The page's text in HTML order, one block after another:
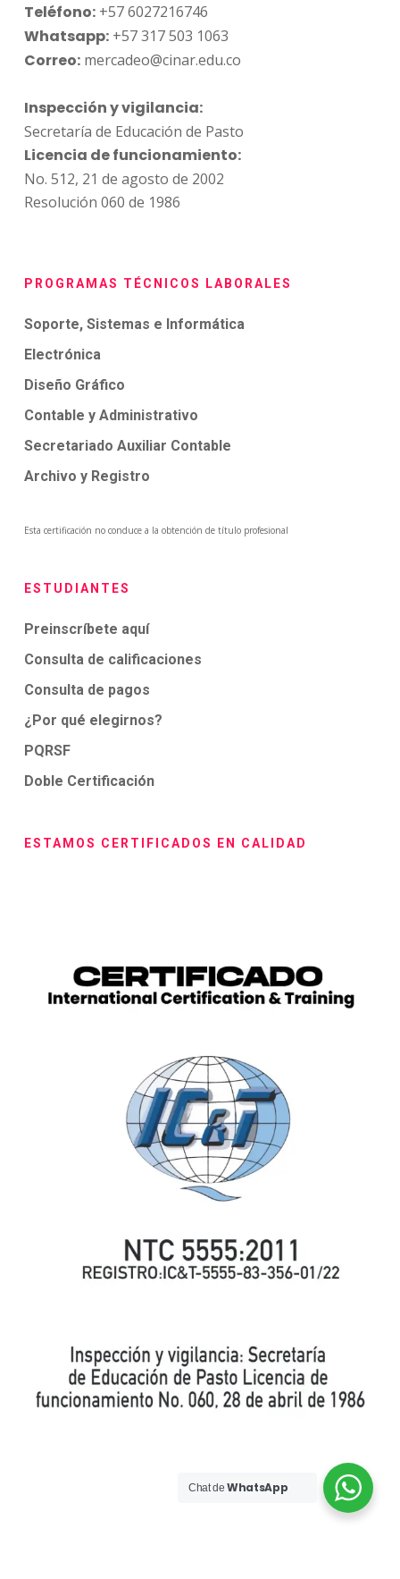
Teléfono:+57 6027216746
Whatsapp:+57 317 503 1063
Correo:mercadeo@cinar.edu.co
Inspección y vigilancia:
Secretaría de Educación de Pasto
Licencia de funcionamiento:
No. 512, 21 de agosto de 2002
Resolución 060 de 1986
PROGRAMAS TÉCNICOS LABORALES
Soporte, Sistemas e Informática
Electrónica
Diseño Gráfico
Contable y Administrativo
Secretariado Auxiliar Contable
Archivo y Registro
Esta certificación no conduce a la obtención de título profesional
ESTUDIANTES
Preinscríbete aquí
Consulta de calificaciones
Consulta de pagos
¿Por qué elegirnos?
PQRSF
Doble Certificación
ESTAMOS CERTIFICADOS EN CALIDAD
Chat deWhatsApp